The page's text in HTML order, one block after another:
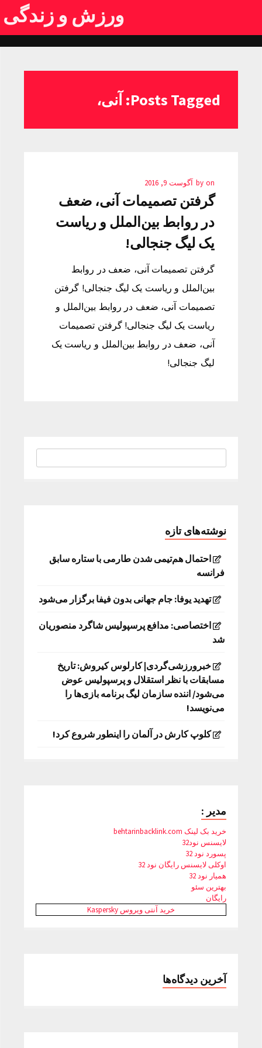
ورزش و زندگی
Posts Tagged: آنی،
by on آگوست 9, 2016
گرفتن تصمیمات آنی، ضعف
در روابط بین‌الملل و ریاست
یک لیگ جنجالی!
گرفتن تصمیمات آنی، ضعف در روابط
بین‌الملل و ریاست یک لیگ جنجالی! گرفتن
تصمیمات آنی، ضعف در روابط بین‌الملل و
ریاست یک لیگ جنجالی! گرفتن تصمیمات
آنی، ضعف در روابط بین‌الملل و ریاست یک
لیگ جنجالی!
نوشته‌های تازه
احتمال هم‌تیمی شدن طارمی با ستاره سابق
فرانسه
تهدید یوفا: جام جهانی بدون فیفا برگزار می‌شود
اختصاصی: مدافع پرسپولیس شاگرد منصوریان
شد
خبرورزشی‌گردی| کارلوس کیروش: تاریخ
مسابقات با نظر استقلال و پرسپولیس عوض
می‌شود/ اننده سازمان لیگ برنامه بازی‌ها را
می‌نویسد!
کلوپ کارش در آلمان را اینطور شروع کرد!
مدیر :
خرید بک لینک behtarinbacklink.com
لایسنس نود32
پسورد نود 32
اوکلی لایسنس رایگان نود 32
همیار نود 32
بهترین سئو
رایگان
خرید آنتی ویروس Kaspersky
آخرین دیدگاه‌ها